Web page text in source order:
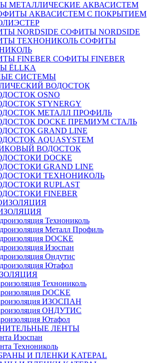
МЕТАЛЛИЧЕСКИЕ АКВАСИСТЕМ
АКВАСИСТЕМ С ПОКРЫТИЕМ
СОФИТЫ NORDSIDE
СОФИТЫ
СОФИТЫ FINEBER
ЁLLKA
СИСТЕМЫ
ВОДОСТОК
OSNO
STYNERGY
МЕТАЛЛ ПРОФИЛЬ
DOCKE ПРЕМИУМ СТАЛЬ
GRAND LINE
AQUASYSTEM
ВОДОСТОК
DOCKE
GRAND LINE
ТЕХНОНИКОЛЬ
RUPLAST
FINEBER
Технониколь
Металл Профиль
DOCKE
Изоспан
Ондутис
Ютафол
Технониколь
DOCKE
ИЗОСПАН
ОНДУТИС
Ютафол
ЛЕНТЫ
Изоспан
Технониколь